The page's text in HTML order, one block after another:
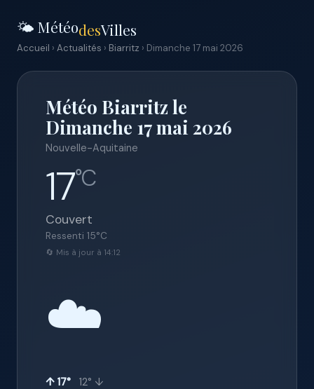
🌤️ MétéodesVilles
Accueil › Actualités › Biarritz › Dimanche 17 mai 2026
Météo Biarritz le
Dimanche 17 mai 2026
Nouvelle-Aquitaine
17°C
Couvert
Ressenti 15°C
🔄 Mis à jour à 14:12
☁️
↑ 17° 12° ↓